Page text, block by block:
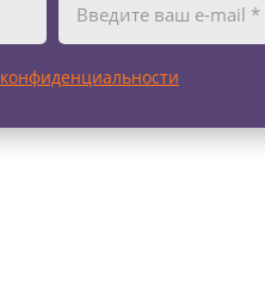
конфиденциальности